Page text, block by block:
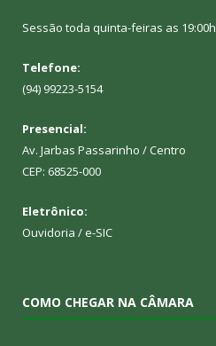
Sessão toda quinta-feiras as 19:00h
Telefone:
(94) 99223-5154
Presencial:
Av. Jarbas Passarinho / Centro
CEP: 68525-000
Eletrônico:
Ouvidoria / e-SIC
COMO CHEGAR NA CÂMARA